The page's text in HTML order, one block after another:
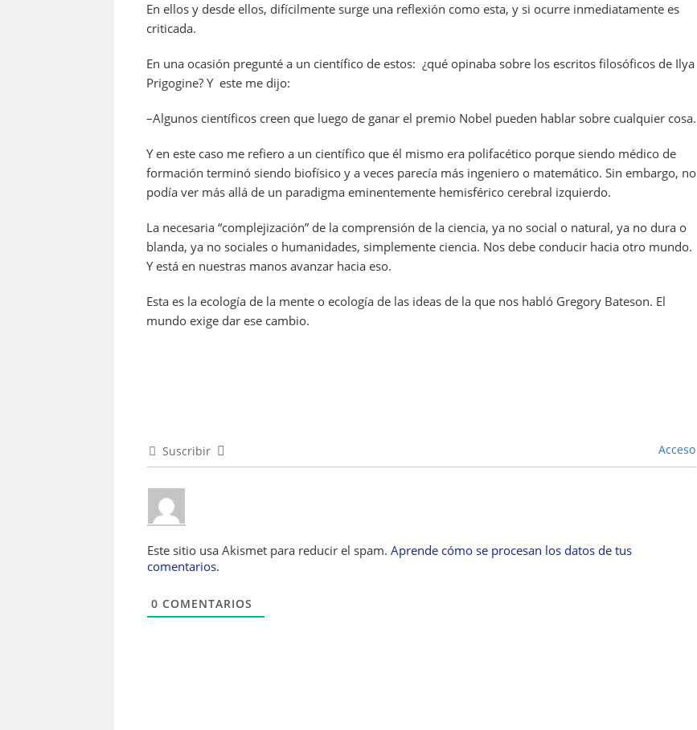
En ellos y desde ellos, difícilmente surge una reflexión como esta, y si ocurre inmediatamente es
criticada.
En una ocasión pregunté a un científico de estos: ¿qué opinaba sobre los escritos filosóficos de Ilya
Prigogine? Y este me dijo:
–Algunos científicos creen que luego de ganar el premio Nobel pueden hablar sobre cualquier cosa.
Y en este caso me refiero a un científico que él mismo era polifacético porque siendo médico de
formación terminó siendo biofísico y a veces parecía más ingeniero o matemático. Sin embargo, no
podía ver más allá de un paradigma eminentemente hemisférico cerebral izquierdo.
La necesaria “complejización” de la comprensión de la ciencia, ya no social o natural, ya no dura o
blanda, ya no sociales o humanidades, simplemente ciencia. Nos debe conducir hacia otro mundo.
Y está en nuestras manos avanzar hacia eso.
Esta es la ecología de la mente o ecología de las ideas de la que nos habló Gregory Bateson. El
mundo exige dar ese cambio.
Suscribir Acceso
Este sitio usa Akismet para reducir el spam. Aprende cómo se procesan los datos de tus
comentarios.
0 COMENTARIOS